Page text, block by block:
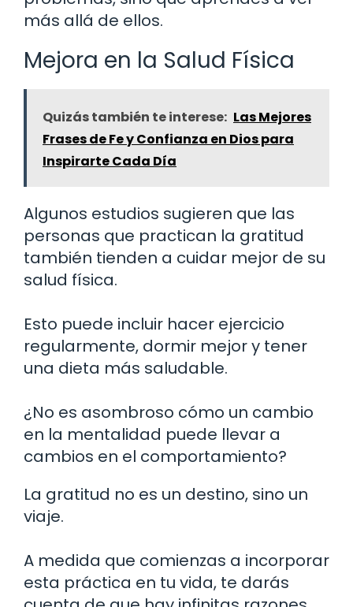
más allá de ellos.
Mejora en la Salud Física
Quizás también te interese: Las Mejores
Frases de Fe y Confianza en Dios para
Inspirarte Cada Día
Algunos estudios sugieren que las
personas que practican la gratitud
también tienden a cuidar mejor de su
salud física.
Esto puede incluir hacer ejercicio
regularmente, dormir mejor y tener
una dieta más saludable.
¿No es asombroso cómo un cambio
en la mentalidad puede llevar a
cambios en el comportamiento?
La gratitud no es un destino, sino un
viaje.
A medida que comienzas a incorporar
esta práctica en tu vida, te darás